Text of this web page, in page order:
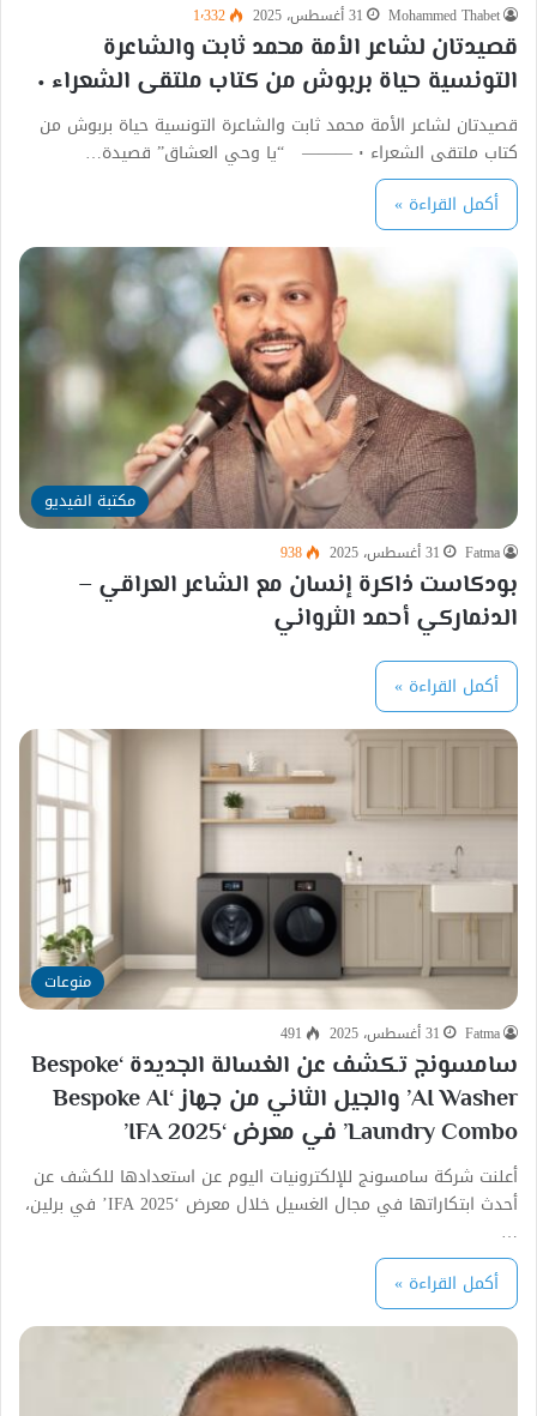
Mohammed Thabet 31 أغسطس، 2025 1٬332
قصيدتان لشاعر الأمة محمد ثابت والشاعرة
التونسية حياة بربوش من كتاب ملتقى الشعراء ٠
قصيدتان لشاعر الأمة محمد ثابت والشاعرة التونسية حياة بربوش من
كتاب ملتقى الشعراء ٠ ——— “يا وحي العشاق” قصيدة…
أكمل القراءة »
مكتبة الفيديو
Fatma 31 أغسطس، 2025 938
بودكاست ذاكرة إنسان مع الشاعر العراقي –
الدنماركي أحمد الثرواني
أكمل القراءة »
منوعات
Fatma 31 أغسطس، 2025 491
سامسونج تكشف عن الغسالة الجديدة ‘Bespoke
AI Washer’ والجيل الثاني من جهاز ‘Bespoke AI
Laundry Combo’ في معرض ‘IFA 2025’
أعلنت شركة سامسونج للإلكترونيات اليوم عن استعدادها للكشف عن
أحدث ابتكاراتها في مجال الغسيل خلال معرض ‘IFA 2025’ في برلين،
…
أكمل القراءة »